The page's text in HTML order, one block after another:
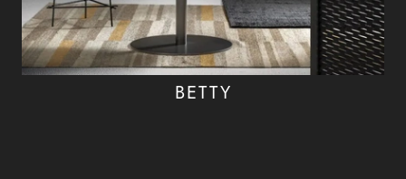
BETTY